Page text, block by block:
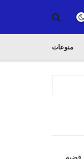
منوعات
قضية